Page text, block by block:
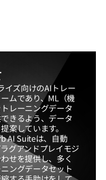
イズ向けのAIトレー
ムであり、ML（機
レーニングデータ
きるよう、データ
案しています。
AI Suiteは、自動
グアンドプレイモジ
せを提供し、多く
ングデータセット